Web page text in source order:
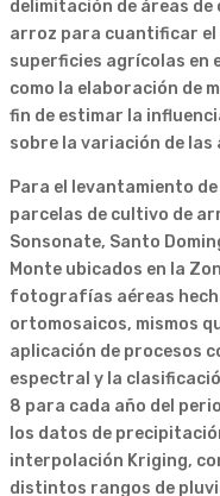
delimitación de áreas
arroz para cuantificar el
superficies agrícolas en
como la elaboración de
fin de estimar la
sobre la variación de las
Para el levantamiento
parcelas de cultivo de
Sonsonate, Santo
Monte ubicados en la
fotografías aéreas
ortomosaicos, mismos
aplicación de procesos
espectral y la
8 para cada año del
los datos de
interpolación Kriging,
distintos rangos de